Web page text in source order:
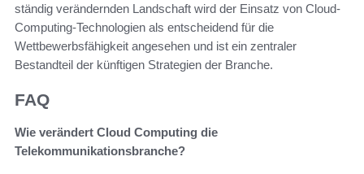
ständig verändernden Landschaft wird der Einsatz von Cloud-
Computing-Technologien als entscheidend für die
Wettbewerbsfähigkeit angesehen und ist ein zentraler
Bestandteil der künftigen Strategien der Branche.
FAQ
Wie verändert Cloud Computing die
Telekommunikationsbranche?